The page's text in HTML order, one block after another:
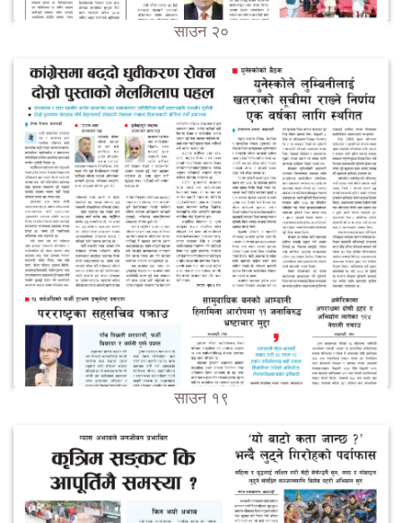
साउन २०
साउन १९